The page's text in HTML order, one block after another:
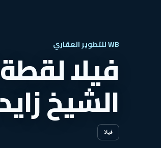
WB للتطوير العقاري
الشيخ
فيلا